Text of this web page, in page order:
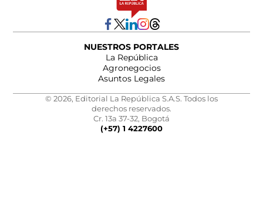
NUESTROS PORTALES
La República
Agronegocios
Asuntos Legales
© 2026, Editorial La República S.A.S. Todos los
derechos reservados.
Cr. 13a 37-32, Bogotá
(+57) 1 4227600